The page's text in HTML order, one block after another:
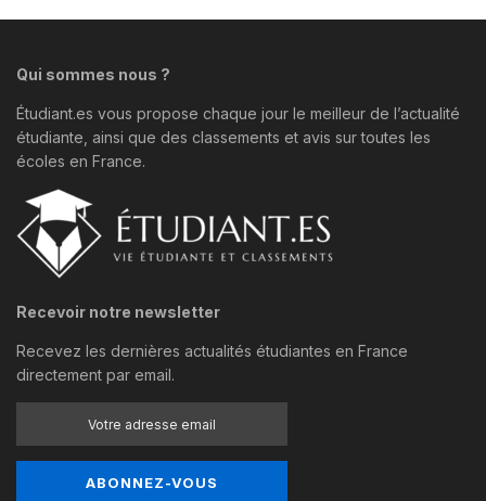
Qui sommes nous ?
Étudiant.es vous propose chaque jour le meilleur de l’actualité
étudiante, ainsi que des classements et avis sur toutes les
écoles en France.
Recevoir notre newsletter
Recevez les dernières actualités étudiantes en France
directement par email.